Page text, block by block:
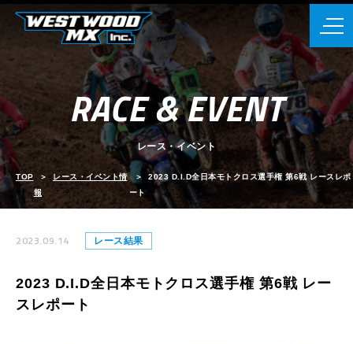
RACE & EVENT
レース・イベント
TOP
レース・イベント情
報
2023 D.I.D全日本モトクロス選手権 第6戦 レースレポ
ート
2023.09.14 レース結果
2023 D.I.D全日本モトクロス選手権 第6戦 レー
スレポート